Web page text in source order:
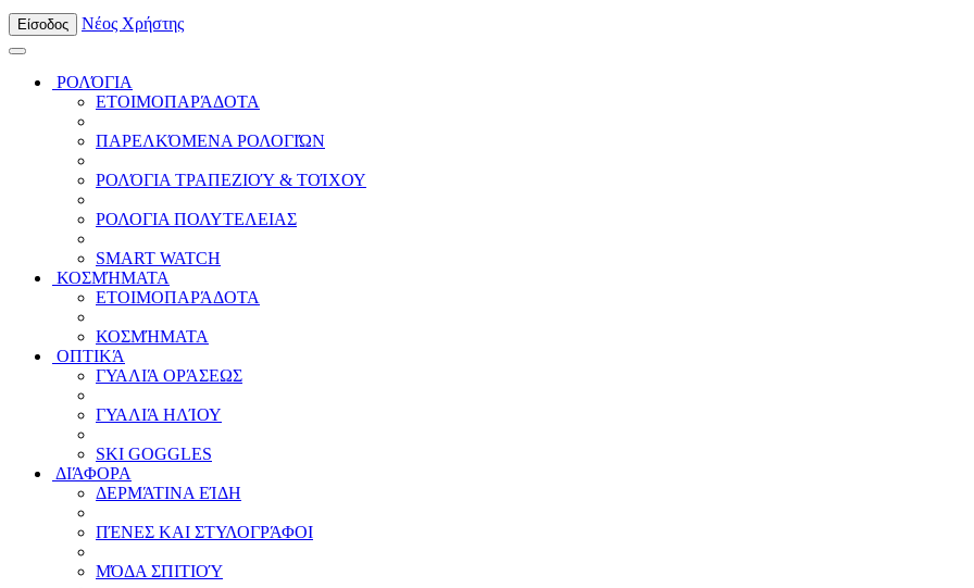
Είσοδος Νέος Χρήστης
ΡΟΛΌΓΙΑ
ΕΤΟΙΜΟΠΑΡΆΔΟΤΑ
ΠΑΡΕΛΚΌΜΕΝΑ ΡΟΛΟΓΙΏΝ
ΡΟΛΌΓΙΑ ΤΡΑΠΕΖΙΟΎ & ΤΟΊΧΟΥ
ΡΟΛΟΓΙΑ ΠΟΛΥΤΕΛΕΙΑΣ
SMART WATCH
ΚΟΣΜΉΜΑΤΑ
ΕΤΟΙΜΟΠΑΡΆΔΟΤΑ
ΚΟΣΜΉΜΑΤΑ
ΟΠΤΙΚΆ
ΓΥΑΛΙΆ ΟΡΆΣΕΩΣ
ΓΥΑΛΙΆ ΗΛΊΟΥ
SKI GOGGLES
ΔΙΆΦΟΡΑ
ΔΕΡΜΆΤΙΝΑ ΕΊΔΗ
ΠΈΝΕΣ ΚΑΙ ΣΤΥΛΟΓΡΆΦΟΙ
ΜΌΔΑ ΣΠΙΤΙΟΎ